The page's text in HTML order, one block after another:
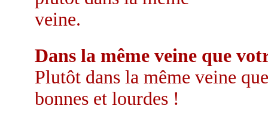
veine.
Dans la même veine que
Plutôt dans la même veine
bonnes et lourdes !